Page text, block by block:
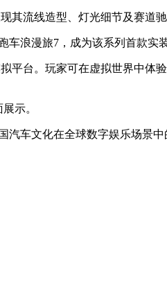
其流线造型、灯光细节及赛道驰
浪漫旅7，成为该系列首款实
平台。玩家可在虚拟世界中
示。
车文化在全球数字娱乐场景